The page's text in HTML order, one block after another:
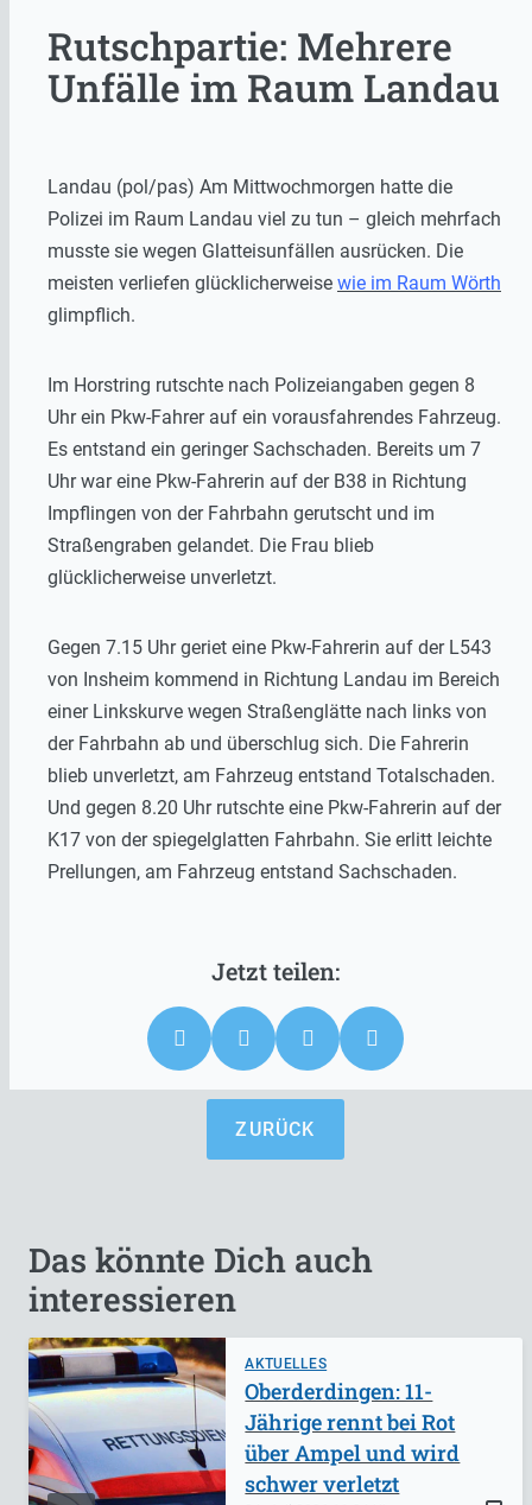
Rutschpartie: Mehrere
Unfälle im Raum Landau
Landau (pol/pas) Am Mittwochmorgen hatte die
Polizei im Raum Landau viel zu tun – gleich mehrfach
musste sie wegen Glatteisunfällen ausrücken. Die
meisten verliefen glücklicherweise wie im Raum Wörth
glimpflich.
Im Horstring rutschte nach Polizeiangaben gegen 8
Uhr ein Pkw-Fahrer auf ein vorausfahrendes Fahrzeug.
Es entstand ein geringer Sachschaden. Bereits um 7
Uhr war eine Pkw-Fahrerin auf der B38 in Richtung
Impflingen von der Fahrbahn gerutscht und im
Straßengraben gelandet. Die Frau blieb
glücklicherweise unverletzt.
Gegen 7.15 Uhr geriet eine Pkw-Fahrerin auf der L543
von Insheim kommend in Richtung Landau im Bereich
einer Linkskurve wegen Straßenglätte nach links von
der Fahrbahn ab und überschlug sich. Die Fahrerin
blieb unverletzt, am Fahrzeug entstand Totalschaden.
Und gegen 8.20 Uhr rutschte eine Pkw-Fahrerin auf der
K17 von der spiegelglatten Fahrbahn. Sie erlitt leichte
Prellungen, am Fahrzeug entstand Sachschaden.
ZURÜCK
Das könnte Dich auch
interessieren
AKTUELLES
Oberderdingen: 11-
Jährige rennt bei Rot
über Ampel und wird
schwer verletzt